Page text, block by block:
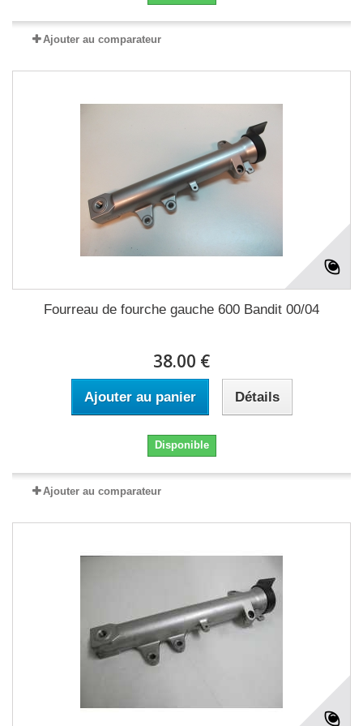
Ajouter au comparateur
Fourreau de fourche gauche 600 Bandit 00/04
38.00 €
Ajouter au panier Détails
Disponible
Ajouter au comparateur